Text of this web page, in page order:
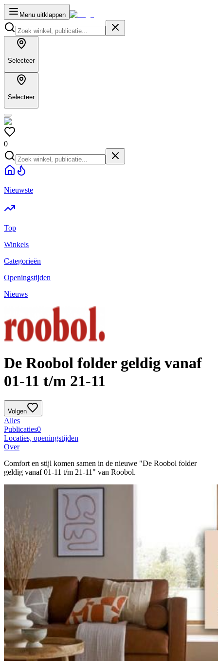
Menu uitklappen
Selecteer
Selecteer
0
Nieuwste
Top
Winkels
Categorieën
Openingstijden
Nieuws
De Roobol folder geldig vanaf
01-11 t/m 21-11
Volgen
Alles
Publicaties0
Locaties, openingstijden
Over
Comfort en stijl komen samen in de nieuwe "De Roobol folder
geldig vanaf 01-11 t/m 21-11" van Roobol.